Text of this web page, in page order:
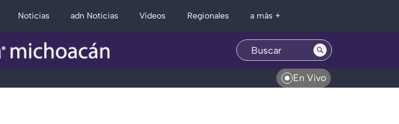
Noticias adn Noticias Videos Regionales a más +
En Vivo